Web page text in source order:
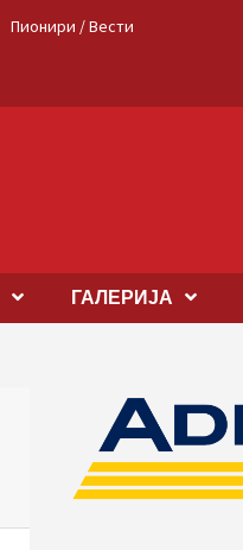
Пионири / Вести
ГАЛЕРИЈА